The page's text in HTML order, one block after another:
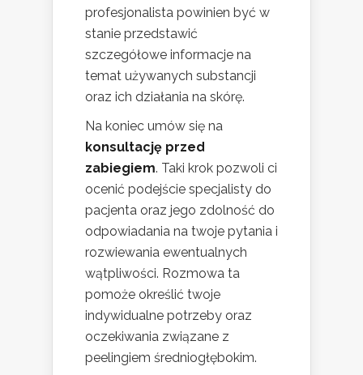
profesjonalista powinien być w
stanie przedstawić
szczegółowe informacje na
temat używanych substancji
oraz ich działania na skórę.
Na koniec umów się na
konsultację przed
zabiegiem. Taki krok pozwoli ci
ocenić podejście specjalisty do
pacjenta oraz jego zdolność do
odpowiadania na twoje pytania i
rozwiewania ewentualnych
wątpliwości. Rozmowa ta
pomoże określić twoje
indywidualne potrzeby oraz
oczekiwania związane z
peelingiem średniogłębokim.